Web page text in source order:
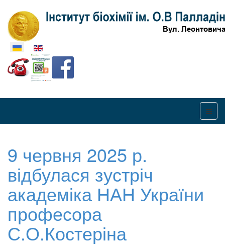
Оберіть свою мову
9 червня 2025 р.
відбулася зустріч
академіка НАН України
професора
С.О.Костеріна